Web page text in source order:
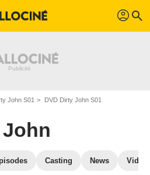
profil search
John S01 DVD Dirty John S01
Casting News